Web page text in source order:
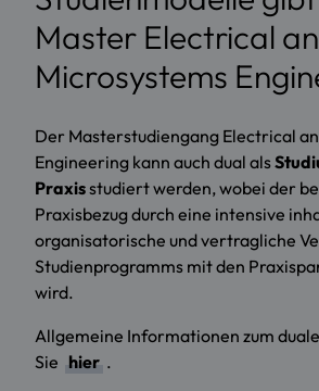
Master Electrical
Microsystems
Der Masterstudiengang Electrical
Engineering kann auch dual als
Praxisstudiert werden, wobei der
Praxisbezug durch eine intensive
organisatorische und vertragliche
Studienprogramms mit den
wird.
Allgemeine Informationen zum
Sie hier .